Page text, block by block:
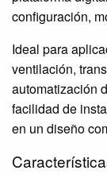
configuración,
Ideal para
ventilación,
automatización
facilidad de
en un diseño